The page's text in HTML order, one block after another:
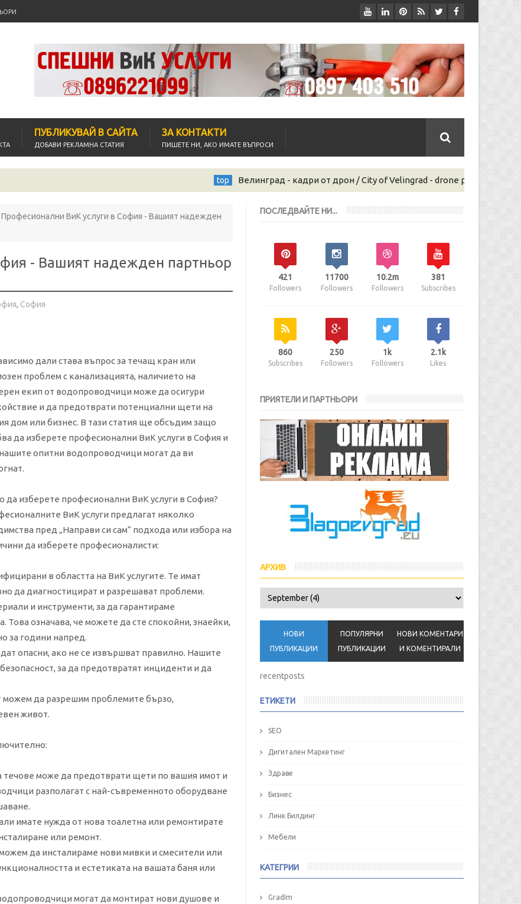
ПУБЛИКУВАЙ В САЙТА
ДОБАВИ РЕКЛАМНА СТАТИЯ
ЗА КОНТАКТИ
ПИШЕТЕ НИ, АКО ИМАТЕ ВЪПРОСИ
Велинград - кадри от дрон / City of Velingrad - drone photos SEO Уеб дизайн и
Професионални ВиК услуги в София - Вашият надежден
- Вашият надежден партньор
, София
дали става въпрос за течащ кран или
проблем с канализацията, наличието на
екип от водопроводчици може да осигури
и да предотврати потенциални щети на
дом или бизнес. В тази статия ще обсъдим защо
да изберете професионални ВиК услуги в София и
опитни водопроводчици могат да ви
да изберете професионални ВиК услуги в София?
ВиК услуги предлагат няколко
пред „Направи си сам“ подхода или избора на
да изберете професионалисти:
в областта на ВиК услугите. Те имат
да диагностицират и разрешават проблеми.
и инструменти, за да гарантираме
означава, че можете да сте спокойни, знаейки,
за години напред.
опасни, ако не се извършват правилно. Нашите
за да предотвратят инциденти и да
можем да разрешим проблемите бързо,
живот.
течове може да предотврати щети по вашия имот и
разполагат с най-съвременното оборудване
имате нужда от нова тоалетна или ремонтирате
или ремонт.
да инсталираме нови мивки и смесители или
и естетиката на вашата баня или
могат да монтират нови душове и
ПОСЛЕДВАЙТЕ НИ...
421
Followers
11700
Followers
10.2m
Followers
381
Subscribes
860
Subscribes
250
Followers
1k
Followers
2.1k
Likes
ПРИЯТЕЛИ И ПАРТНЬОРИ
АРХИВ
НОВИ
ПУБЛИКАЦИИ
ПОПУЛЯРНИ
ПУБЛИКАЦИИ
НОВИ КОМЕНТАРИ
И КОМЕНТИРАЛИ
recentposts
ЕТИКЕТИ
SEO
Дигитален Маркетинг
Здраве
Бизнес
Линк Билдинг
Мебели
КАТЕГРИИ
GradIm